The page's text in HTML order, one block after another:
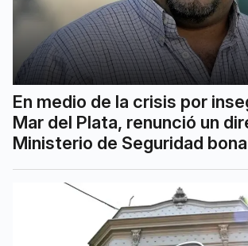
En medio de la crisis por
Mar del Plata, renunció un
Ministerio de Seguridad